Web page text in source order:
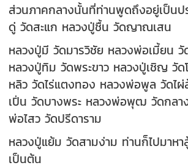
ส่วนภาคกลางนั้นที่ท่านพูดถึงอยู่เป็นป
ดู่ วัดสะแก หลวงปู่ชื้น วัดญาณเสน
หลวงปู่มี วัดมารวิชัย หลวงพ่อเมี้ยน วั
หลวงปู่ทิม วัดพระขาว หลวงปู่เชิญ วั
หลิว วัดไร่แตงทอง หลวงพ่อพูล วัดไ
เปิ่น วัดบางพระ หลวงพ่อพุฒ วัดกลา
พ่อไสว วัดปรีดาราม
หลวงปู่แย้ม วัดสามง่าม ท่านก็ไปมาห
เป็นต้น